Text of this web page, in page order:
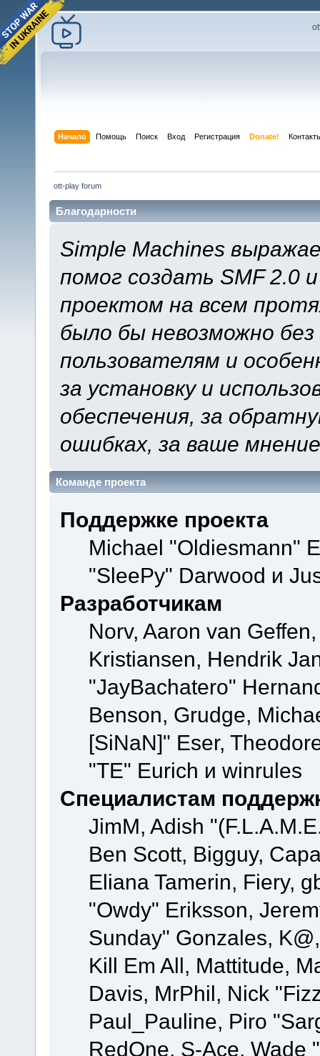
Начало Помощь Поиск Вход Регистрация Donate!
ott-play forum
Благодарности
Simple Machines
помог создать SMF 2.0
проектом на всем
было бы невозможно
пользователям и
за установку и
обеспечения, за
ошибках, за ваше
Команде проекта
Поддержке проекта
Michael "Oldiesmann"
"SleePy" Darwood и
Разработчикам
Norv, Aaron van
Kristiansen, Hendrik
"JayBachatero"
Benson, Grudge,
[SiNaN]" Eser,
"TE" Eurich и winrules
Специалистам
JimM, Adish
Ben Scott, Bigguy,
Eliana Tamerin, Fiery,
"Owdy" Eriksson,
Sunday" Gonzales,
Kill Em All, Mattitude,
Davis, MrPhil, Nick
Paul_Pauline, Piro
RedOne, S-Ace,